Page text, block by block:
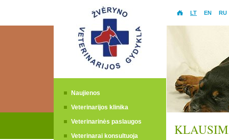
Naujienos
Veterinarijos klinika
Veterinarinės paslaugos
Veterinarai konsultuoja
LT EN RU